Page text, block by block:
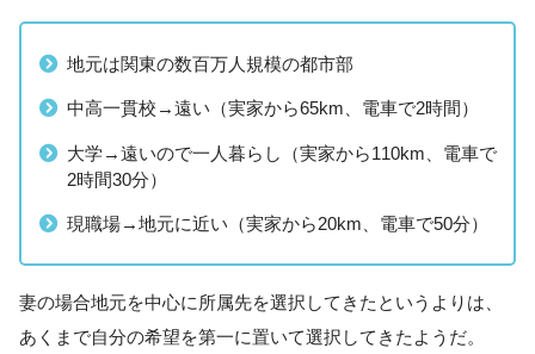
地元は関東の数百万人規模の都市部
中高一貫校→遠い（実家から65km、電車で2時間）
大学→遠いので一人暮らし（実家から110km、電車で
2時間30分）
現職場→地元に近い（実家から20km、電車で50分）
妻の場合地元を中心に所属先を選択してきたというよりは、
あくまで自分の希望を第一に置いて選択してきたようだ。